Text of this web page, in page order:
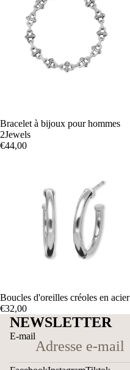
Bracelet à bijoux pour hommes
2Jewels
€44,00
Boucles d'oreilles créoles en acier
€32,00
NEWSLETTER
E-mail